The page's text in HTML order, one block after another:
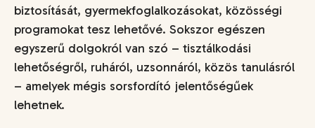
biztosítását, gyermekfoglalkozásokat, közösségi
programokat tesz lehetővé. Sokszor egészen
egyszerű dolgokról van szó – tisztálkodási
lehetőségről, ruháról, uzsonnáról, közös tanulásról
– amelyek mégis sorsfordító jelentőségűek
lehetnek.